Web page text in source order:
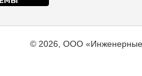
© 2026, ООО «Инженерные